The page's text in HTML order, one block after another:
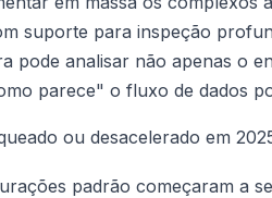
suporte para inspeção
pode analisar não apenas o
parece" o fluxo de dados
ou desacelerado em
padrão começaram a